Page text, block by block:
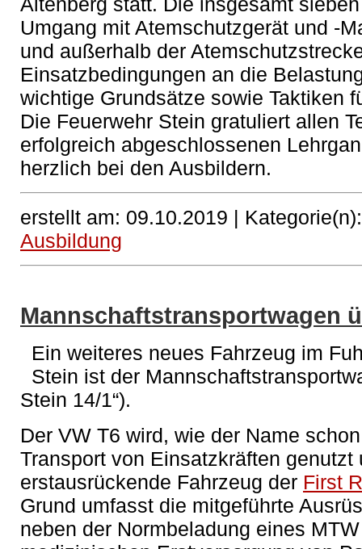
Umgang mit Atemschutzgerät und -
und außerhalb der
Einsatzbedingungen an die
wichtige Grundsätze sowie Taktiken
Die Feuerwehr Stein gratuliert allen
erfolgreich abgeschlossenen
herzlich bei den Ausbildern.
erstellt am: 09.10.2019 |
Ausbildung
Mannschaftstransportwagen
Ein weiteres neues Fahrzeug im
Stein ist der
Stein 14/1“).
Der VW T6 wird, wie der Name
Transport von Einsatzkräften genutzt
erstausrückende Fahrzeug der First
Grund umfasst die mitgeführte
neben der Normbeladung eines